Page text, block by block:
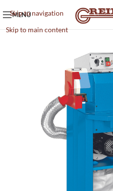
Skip to navigation
Skip to main content
MENÜ